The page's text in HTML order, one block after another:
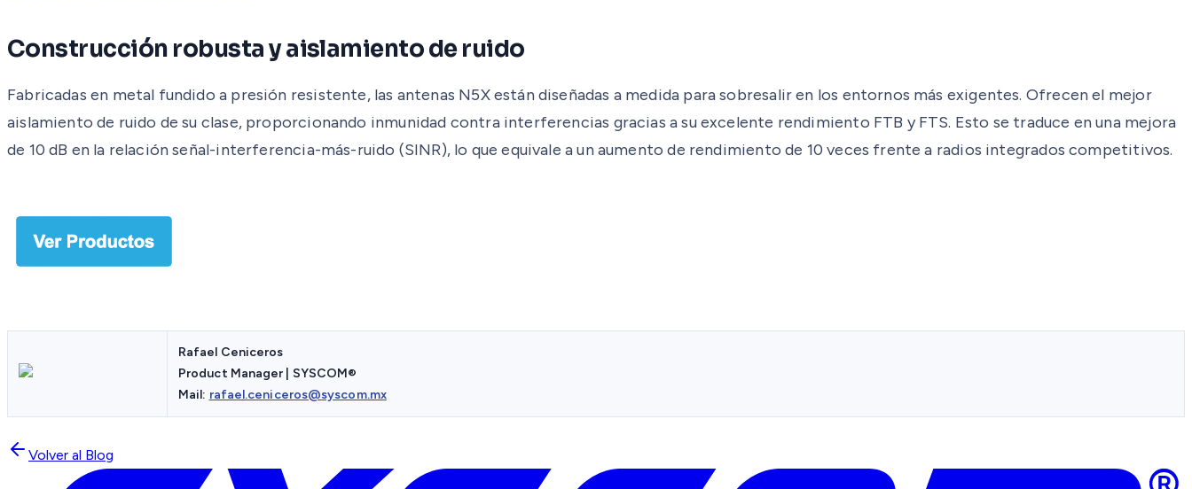
Construcción robusta y aislamiento de ruido
Fabricadas en metal fundido a presión resistente, las antenas N5X están diseñadas a medida para sobresalir en los entornos más exigentes. Ofrecen el mejor
aislamiento de ruido de su clase, proporcionando inmunidad contra interferencias gracias a su excelente rendimiento FTB y FTS. Esto se traduce en una mejora
de 10 dB en la relación señal-interferencia-más-ruido (SINR), lo que equivale a un aumento de rendimiento de 10 veces frente a radios integrados competitivos.
Rafael Ceniceros
Product Manager | SYSCOM®
Mail: rafael.ceniceros@syscom.mx
Volver al Blog